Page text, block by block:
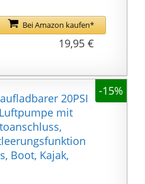
und nur 113 g
problemlos in
Tasche und hält
rüttelsicher
&
- Mit
Sperrhebel für
Halt auf dem
1.5"-
Bei Amazon kaufen*
19,95 €
-15%
20PSI
mit
Boot, Kajak,